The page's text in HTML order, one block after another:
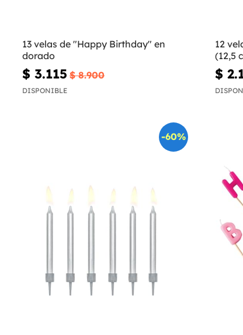
13 velas de "Happy Birthday" en
dorado
$ 3.115 $ 8.900
DISPONIBLE
12
(12,5
$
-60%